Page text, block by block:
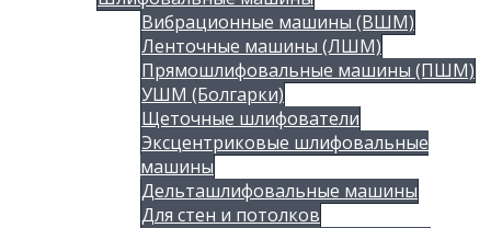
Вибрационные машины (ВШМ)
Ленточные машины (ЛШМ)
Прямошлифовальные машины (ПШМ)
УШМ (Болгарки)
Щеточные шлифователи
Эксцентриковые шлифовальные
машины
Дельташлифовальные машины
Для стен и потолков